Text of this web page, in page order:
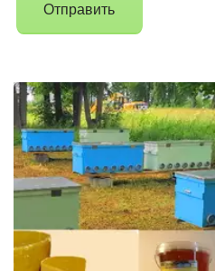
Отправить